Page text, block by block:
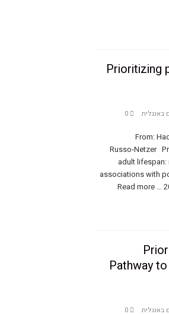
Prioritizing
באנגלית 0
From:
Russo‑Netzer
adult lifespan:
associations with
Read more …
Pathway
באנגלית 0